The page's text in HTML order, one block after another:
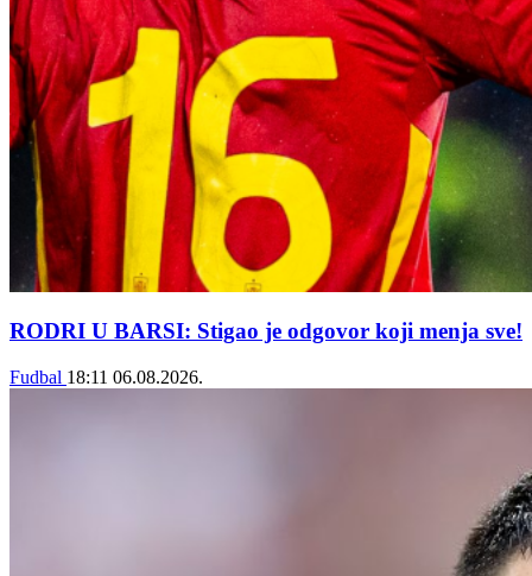
RODRI U BARSI: Stigao je odgovor koji menja sve!
Fudbal 18:11 06.08.2026.